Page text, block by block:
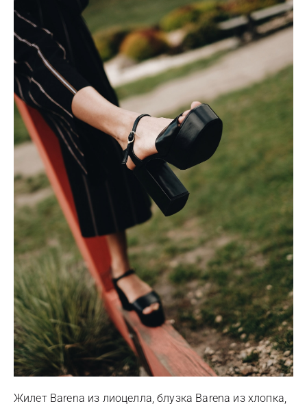
Жилет Barena из лиоцелла, блузка Barena из хлопка,